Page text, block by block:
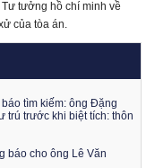
tưởng hồ chí minh về
của tòa án.
tìm kiếm: ông Đặng
trú trước khi biệt tích: thôn
báo cho ông Lê Văn